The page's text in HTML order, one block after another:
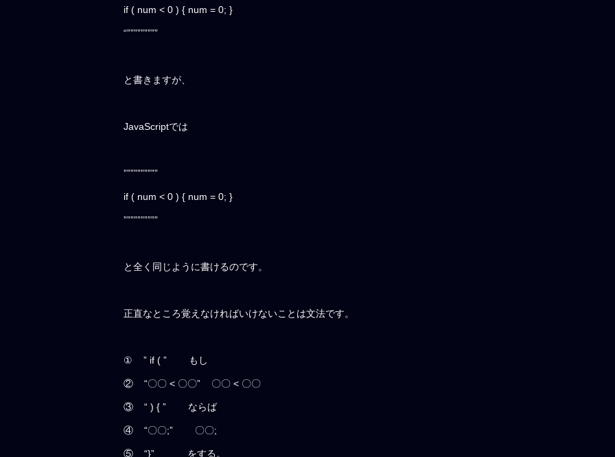
if ( num < 0 ) { num = 0; }
“”””””””””
と書きますが、
JavaScriptでは
””””””””””
if ( num < 0 ) { num = 0; }
””””””””””
と全く同じように書けるのです。
正直なところ覚えなければいけないことは文法です。
① ” if ( ” もし
② “〇〇 < 〇〇” 〇〇 < 〇〇
③ “ ) { ” ならば
④ “〇〇;” 〇〇;
⑤ “}” をする。